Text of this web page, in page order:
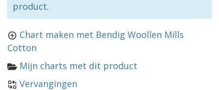
product.
Chart maken met Bendig Woollen Mills
Cotton
Mijn charts met dit product
Vervangingen